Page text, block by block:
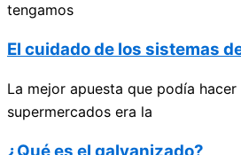
tengamos
El cuidado de los sistemas
La mejor apuesta que podía
supermercados era la